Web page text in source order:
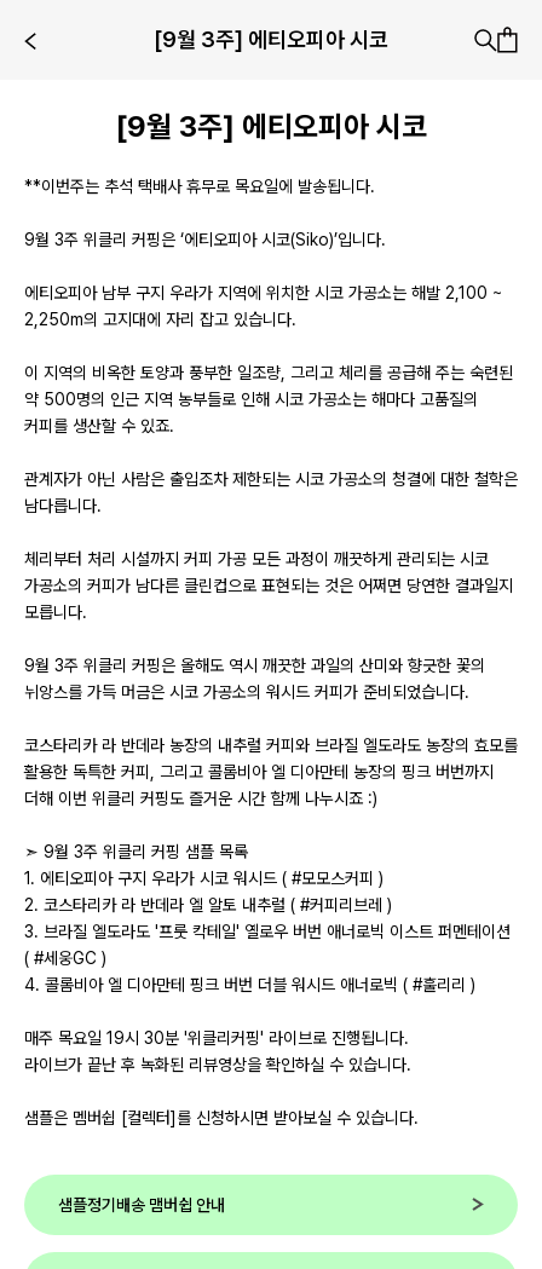
[9월 3주] 에티오피아 시코
[9월 3주] 에티오피아 시코
**이번주는 추석 택배사 휴무로 목요일에 발송됩니다.
9월 3주 위클리 커핑은 ‘에티오피아 시코(Siko)’입니다.
에티오피아 남부 구지 우라가 지역에 위치한 시코 가공소는 해발 2,100 ~
2,250m의 고지대에 자리 잡고 있습니다.
이 지역의 비옥한 토양과 풍부한 일조량, 그리고 체리를 공급해 주는 숙련된
약 500명의 인근 지역 농부들로 인해 시코 가공소는 해마다 고품질의
커피를 생산할 수 있죠.
관계자가 아닌 사람은 출입조차 제한되는 시코 가공소의 청결에 대한 철학은
남다릅니다.
체리부터 처리 시설까지 커피 가공 모든 과정이 깨끗하게 관리되는 시코
가공소의 커피가 남다른 클린컵으로 표현되는 것은 어쩌면 당연한 결과일지
모릅니다.
9월 3주 위클리 커핑은 올해도 역시 깨끗한 과일의 산미와 향긋한 꽃의
뉘앙스를 가득 머금은 시코 가공소의 워시드 커피가 준비되었습니다.
코스타리카 라 반데라 농장의 내추럴 커피와 브라질 엘도라도 농장의 효모를
활용한 독특한 커피, 그리고 콜롬비아 엘 디아만테 농장의 핑크 버번까지
더해 이번 위클리 커핑도 즐거운 시간 함께 나누시죠 :)
➣ 9월 3주 위클리 커핑 샘플 목록
1. 에티오피아 구지 우라가 시코 워시드 ( #모모스커피 )
2. 코스타리카 라 반데라 엘 알토 내추럴 ( #커피리브레 )
3. 브라질 엘도라도 '프룻 칵테일' 옐로우 버번 애너로빅 이스트 퍼멘테이션
( #세웅GC )
4. 콜롬비아 엘 디아만테 핑크 버번 더블 워시드 애너로빅 ( #훌리리 )
매주 목요일 19시 30분 '위클리커핑' 라이브로 진행됩니다.
라이브가 끝난 후 녹화된 리뷰영상을 확인하실 수 있습니다.
샘플은 멤버쉽 [컬렉터]를 신청하시면 받아보실 수 있습니다.
샘플정기배송 맴버쉽 안내